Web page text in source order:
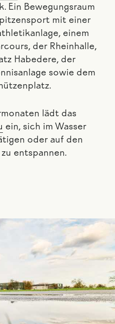
Ein Bewegungsraum
mit einer
einem
der Rheinhalle,
Habedere, der
sowie dem
lädt das
ein, sich im Wasser
oder auf den
entspannen.